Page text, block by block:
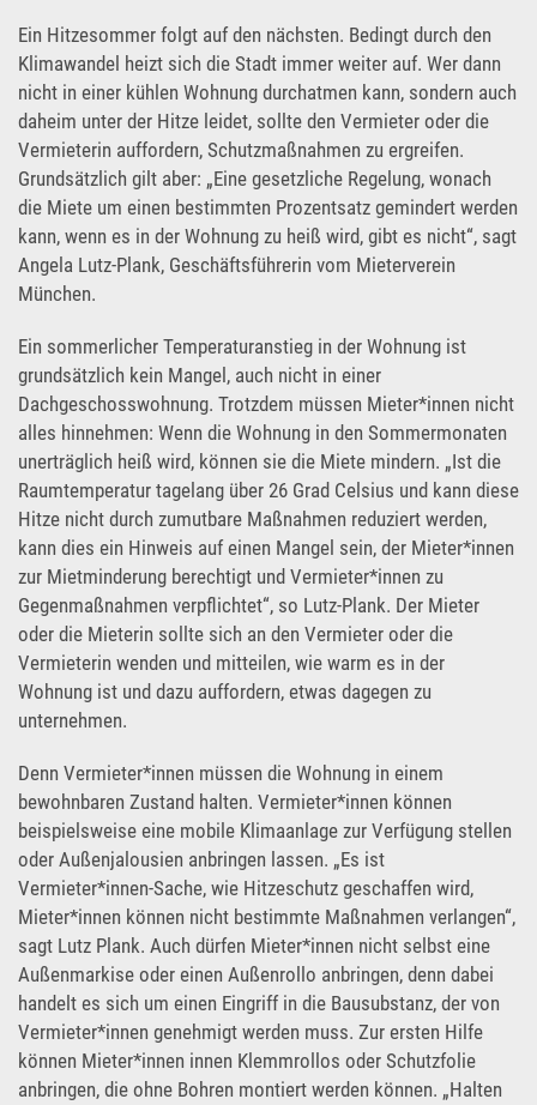
Ein Hitzesommer folgt auf den nächsten. Bedingt durch den
Klimawandel heizt sich die Stadt immer weiter auf. Wer dann
nicht in einer kühlen Wohnung durchatmen kann, sondern auch
daheim unter der Hitze leidet, sollte den Vermieter oder die
Vermieterin auffordern, Schutzmaßnahmen zu ergreifen.
Grundsätzlich gilt aber: „Eine gesetzliche Regelung, wonach
die Miete um einen bestimmten Prozentsatz gemindert werden
kann, wenn es in der Wohnung zu heiß wird, gibt es nicht“, sagt
Angela Lutz-Plank, Geschäftsführerin vom Mieterverein
München.
Ein sommerlicher Temperaturanstieg in der Wohnung ist
grundsätzlich kein Mangel, auch nicht in einer
Dachgeschosswohnung. Trotzdem müssen Mieter*innen nicht
alles hinnehmen: Wenn die Wohnung in den Sommermonaten
unerträglich heiß wird, können sie die Miete mindern. „Ist die
Raumtemperatur tagelang über 26 Grad Celsius und kann diese
Hitze nicht durch zumutbare Maßnahmen reduziert werden,
kann dies ein Hinweis auf einen Mangel sein, der Mieter*innen
zur Mietminderung berechtigt und Vermieter*innen zu
Gegenmaßnahmen verpflichtet“, so Lutz-Plank. Der Mieter
oder die Mieterin sollte sich an den Vermieter oder die
Vermieterin wenden und mitteilen, wie warm es in der
Wohnung ist und dazu auffordern, etwas dagegen zu
unternehmen.
Denn Vermieter*innen müssen die Wohnung in einem
bewohnbaren Zustand halten. Vermieter*innen können
beispielsweise eine mobile Klimaanlage zur Verfügung stellen
oder Außenjalousien anbringen lassen. „Es ist
Vermieter*innen-Sache, wie Hitzeschutz geschaffen wird,
Mieter*innen können nicht bestimmte Maßnahmen verlangen“,
sagt Lutz Plank. Auch dürfen Mieter*innen nicht selbst eine
Außenmarkise oder einen Außenrollo anbringen, denn dabei
handelt es sich um einen Eingriff in die Bausubstanz, der von
Vermieter*innen genehmigt werden muss. Zur ersten Hilfe
können Mieter*innen innen Klemmrollos oder Schutzfolie
anbringen, die ohne Bohren montiert werden können. „Halten